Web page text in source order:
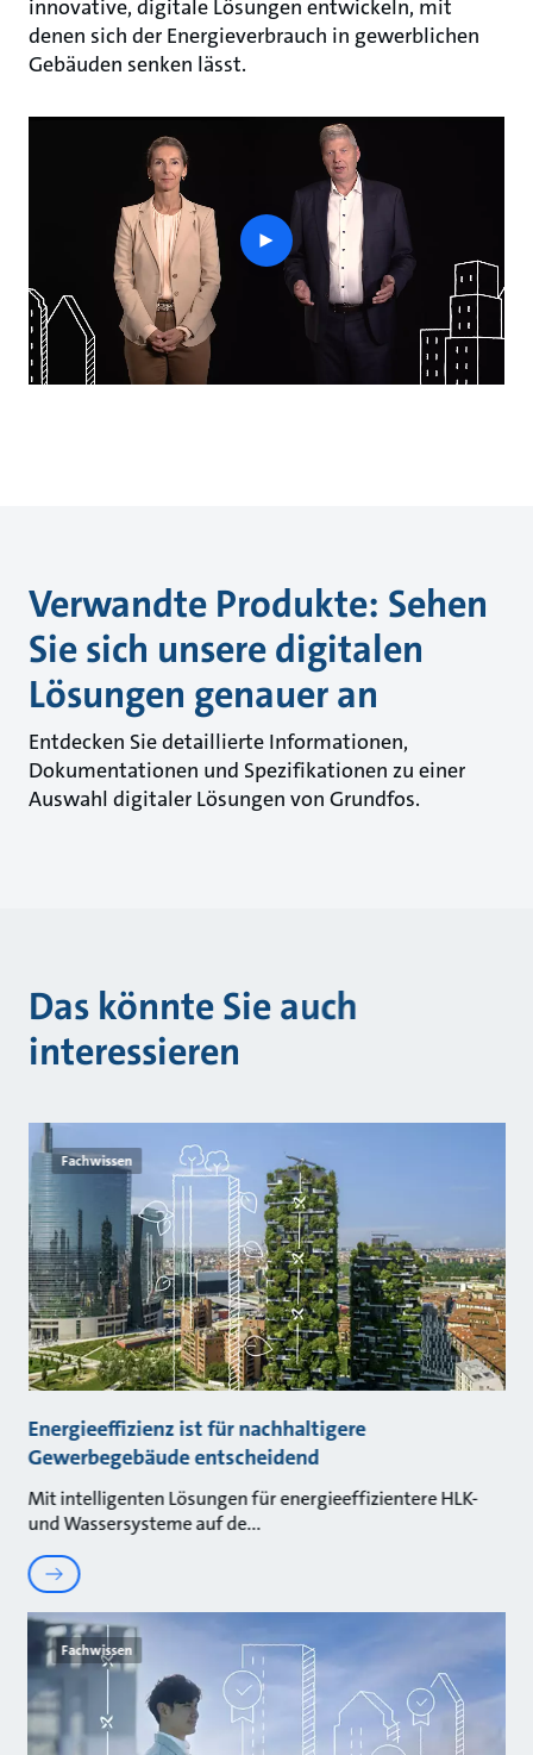
innovative, digitale Lösungen entwickeln, mit
denen sich der Energieverbrauch in gewerblichen
Gebäuden senken lässt.
play
button
Verwandte Produkte: Sehen
Sie sich unsere digitalen
Lösungen genauer an
Entdecken Sie detaillierte Informationen,
Dokumentationen und Spezifikationen zu einer
Auswahl digitaler Lösungen von Grundfos.
Das könnte Sie auch
interessieren
Fachwissen
Energieeffizienz ist für nachhaltigere
Gewerbegebäude entscheidend
Mit intelligenten Lösungen für energieeffizientere HLK-
und Wassersysteme auf de
Fachwissen